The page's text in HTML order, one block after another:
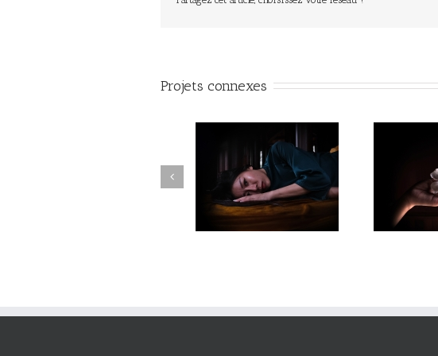
Projets connexes
Fleuve #039